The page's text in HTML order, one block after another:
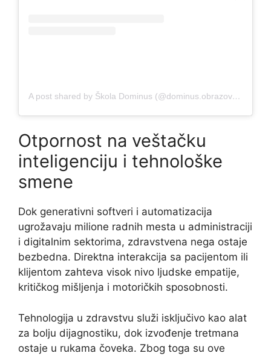
A post shared by Škola Dominus (@dominus.obrazovanje)
Otpornost na veštačku
inteligenciju i tehnološke
smene
Dok generativni softveri i automatizacija
ugrožavaju milione radnih mesta u administraciji
i digitalnim sektorima, zdravstvena nega ostaje
bezbedna. Direktna interakcija sa pacijentom ili
klijentom zahteva visok nivo ljudske empatije,
kritičkog mišljenja i motoričkih sposobnosti.
Tehnologija u zdravstvu služi isključivo kao alat
za bolju dijagnostiku, dok izvođenje tretmana
ostaje u rukama čoveka. Zbog toga su ove